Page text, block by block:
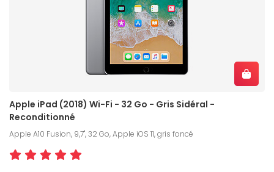
Apple iPad (2018) Wi-Fi - 32 Go - Gris Sidéral -
Reconditionné
Apple A10 Fusion, 9,7", 32 Go, Apple iOS 11, gris foncé